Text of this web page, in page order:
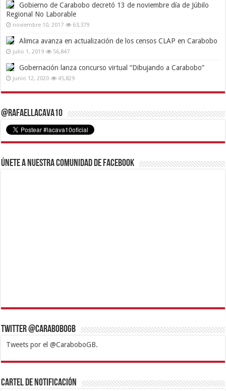
Gobierno de Carabobo decretó 13 de noviembre día de Júbilo
Regional No Laborable
noviembre 10, 2017 63,379
Alimca avanza en actualización de los censos CLAP en Carabobo
julio 1, 2019 56,847
Gobernación lanza concurso virtual “Dibujando a Carabobo”
junio 12, 2020 45,829
@RafaelLacava10
Únete a nuestra comunidad de Facebook
Twitter @CaraboboGB
Tweets por el @CaraboboGB.
1xbetBetturkeyBetistKralbetSupertotobetTipobetMatadorbetMariobet
https://mvbcasino.com/
Cartel de Notificación